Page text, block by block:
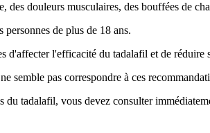
des douleurs musculaires, des bouffées de
de plus de 18 ans.
d'affecter l'efficacité du tadalafil et de réduire
semble pas correspondre à ces
du tadalafil, vous devez consulter